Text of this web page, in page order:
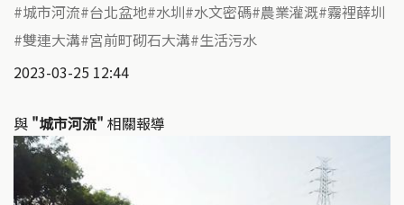
城市河流 台北盆地 水圳 水文密碼 農業灌溉 霧裡薛圳
雙連大溝 宮前町砌石大溝 生活污水
2023-03-25 12:44
與 "城市河流" 相關報導